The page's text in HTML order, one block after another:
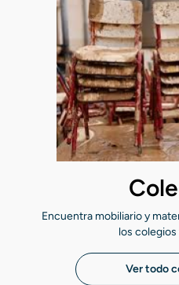
Encuentra mobiliario y
los
Ver todo